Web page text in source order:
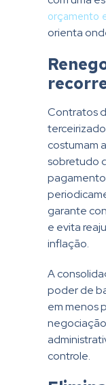
orçamento
orienta
Contratos
costumam
sobretudo
garante
e evita
inflação.
A
poder de
em menos
controle.